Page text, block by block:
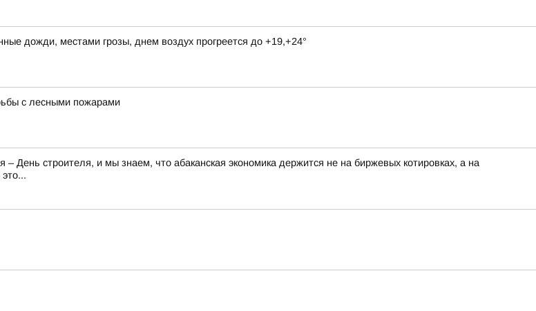
дожди, местами грозы, днем воздух прогреется до +19,+24°
с лесными пожарами
День строителя, и мы знаем, что абаканская экономика держится не на биржевых котировках, а на